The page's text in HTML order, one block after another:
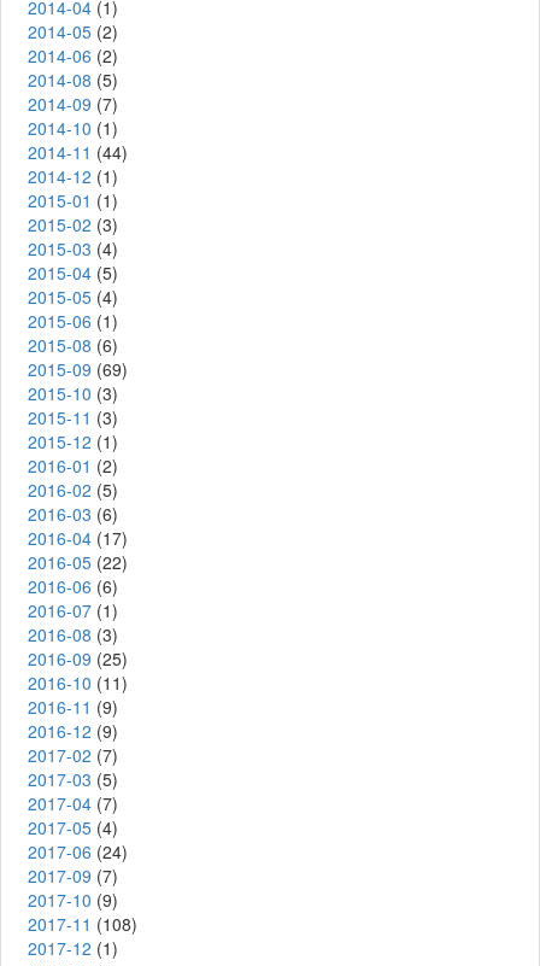
2014-04 (1)
2014-05 (2)
2014-06 (2)
2014-08 (5)
2014-09 (7)
2014-10 (1)
2014-11 (44)
2014-12 (1)
2015-01 (1)
2015-02 (3)
2015-03 (4)
2015-04 (5)
2015-05 (4)
2015-06 (1)
2015-08 (6)
2015-09 (69)
2015-10 (3)
2015-11 (3)
2015-12 (1)
2016-01 (2)
2016-02 (5)
2016-03 (6)
2016-04 (17)
2016-05 (22)
2016-06 (6)
2016-07 (1)
2016-08 (3)
2016-09 (25)
2016-10 (11)
2016-11 (9)
2016-12 (9)
2017-02 (7)
2017-03 (5)
2017-04 (7)
2017-05 (4)
2017-06 (24)
2017-09 (7)
2017-10 (9)
2017-11 (108)
2017-12 (1)